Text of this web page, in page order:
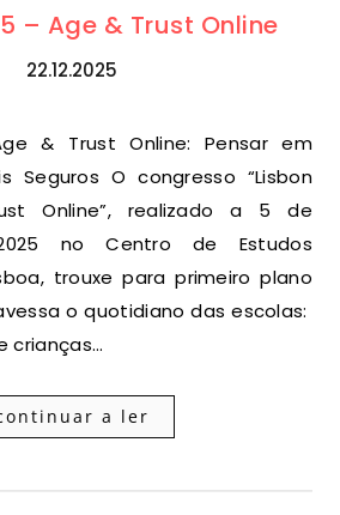
– Age & Trust Online
22.12.2025
Seguros O congresso “Lisbon
Online”, realizado a 5 de
no Centro de Estudos
trouxe para primeiro plano
o quotidiano das escolas:
crianças…
a ler